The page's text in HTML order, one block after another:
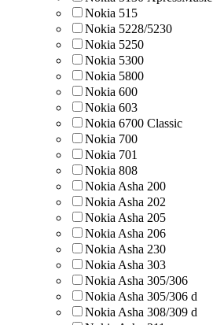
Nokia 515
Nokia 5228/5230
Nokia 5250
Nokia 5300
Nokia 5800
Nokia 600
Nokia 603
Nokia 6700 Classic
Nokia 700
Nokia 701
Nokia 808
Nokia Asha 200
Nokia Asha 202
Nokia Asha 205
Nokia Asha 206
Nokia Asha 230
Nokia Asha 303
Nokia Asha 305/306
Nokia Asha 305/306 d
Nokia Asha 308/309 d